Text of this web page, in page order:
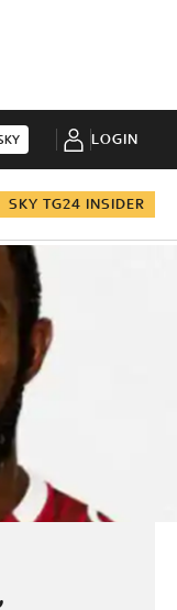
LOGIN
SKY TG24 INSIDER